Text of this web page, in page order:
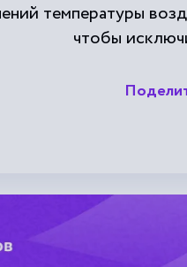
температуры
чтобы